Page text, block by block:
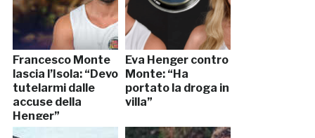
Francesco Monte
lascia l’Isola: “Devo
tutelarmi dalle
accuse della
Henger”
Eva Henger contro
Monte: “Ha
portato la droga in
villa”